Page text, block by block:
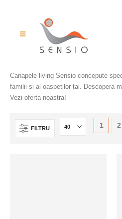
Canapele living Sensio concepute
familii si al oaspetilor tai. Descopera
Vezi oferta noastra!
FILTRU 1 2